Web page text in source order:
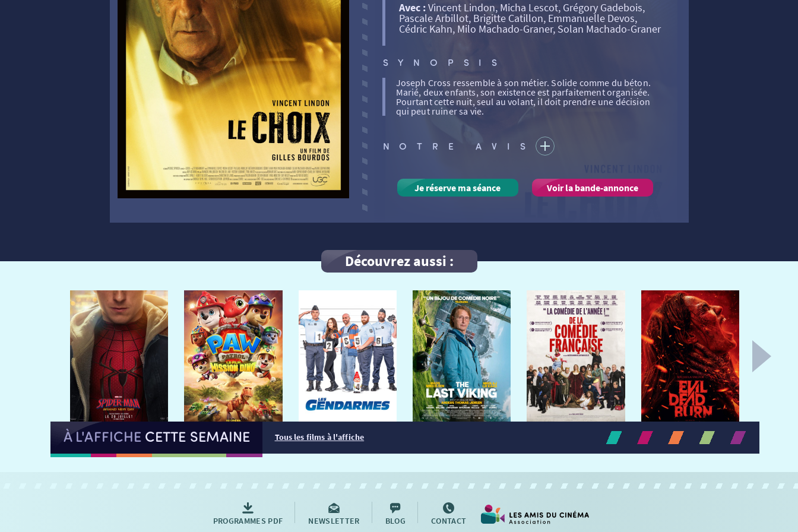
Avec :Vincent Lindon, Micha Lescot, Grégory Gadebois,
Pascale Arbillot, Brigitte Catillon, Emmanuelle Devos,
Cédric Kahn, Milo Machado-Graner, Solan Machado-Graner
SYNOPSIS
Joseph Cross ressemble à son métier. Solide comme du béton.
Marié, deux enfants, son existence est parfaitement organisée.
Pourtant cette nuit, seul au volant, il doit prendre une décision
qui peut ruiner sa vie.
NOTRE AVIS
Je réserve ma séance Voir la bande-annonce
Découvrez aussi :
À L'AFFICHE CETTE SEMAINE Tous les films à l'affiche
PROGRAMMES PDF NEWSLETTER BLOG CONTACT